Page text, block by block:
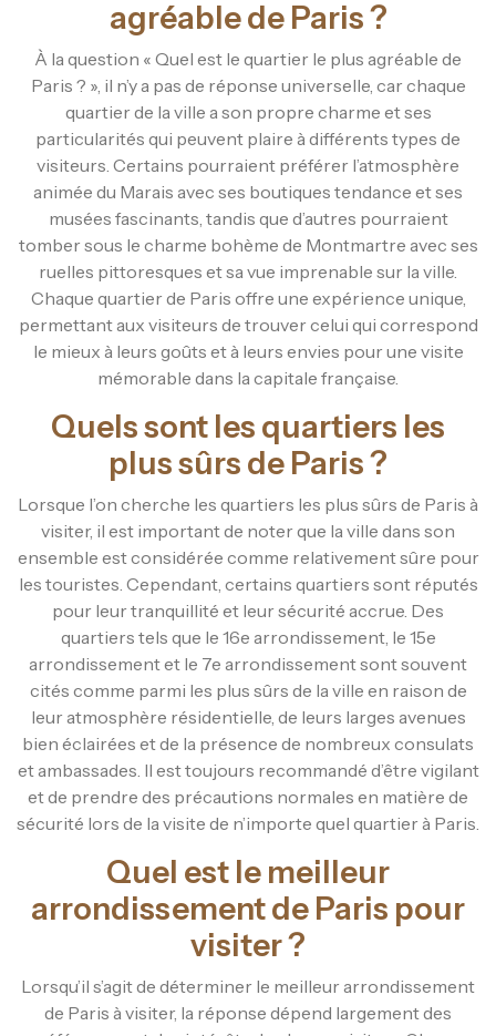
agréable de Paris ?
À la question « Quel est le quartier le plus agréable de
Paris ? », il n’y a pas de réponse universelle, car chaque
quartier de la ville a son propre charme et ses
particularités qui peuvent plaire à différents types de
visiteurs. Certains pourraient préférer l’atmosphère
animée du Marais avec ses boutiques tendance et ses
musées fascinants, tandis que d’autres pourraient
tomber sous le charme bohème de Montmartre avec ses
ruelles pittoresques et sa vue imprenable sur la ville.
Chaque quartier de Paris offre une expérience unique,
permettant aux visiteurs de trouver celui qui correspond
le mieux à leurs goûts et à leurs envies pour une visite
mémorable dans la capitale française.
Quels sont les quartiers les
plus sûrs de Paris ?
Lorsque l’on cherche les quartiers les plus sûrs de Paris à
visiter, il est important de noter que la ville dans son
ensemble est considérée comme relativement sûre pour
les touristes. Cependant, certains quartiers sont réputés
pour leur tranquillité et leur sécurité accrue. Des
quartiers tels que le 16e arrondissement, le 15e
arrondissement et le 7e arrondissement sont souvent
cités comme parmi les plus sûrs de la ville en raison de
leur atmosphère résidentielle, de leurs larges avenues
bien éclairées et de la présence de nombreux consulats
et ambassades. Il est toujours recommandé d’être vigilant
et de prendre des précautions normales en matière de
sécurité lors de la visite de n’importe quel quartier à Paris.
Quel est le meilleur
arrondissement de Paris pour
visiter ?
Lorsqu’il s’agit de déterminer le meilleur arrondissement
de Paris à visiter, la réponse dépend largement des